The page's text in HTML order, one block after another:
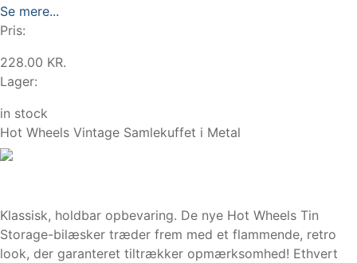
Se mere...
Pris:
228.00 KR.
Lager:
in stock
Hot Wheels Vintage Samlekuffet i Metal
Klassisk, holdbar opbevaring. De nye Hot Wheels Tin
Storage-bilæsker træder frem med et flammende, retro
look, der garanteret tiltrækker opmærksomhed! Ethvert